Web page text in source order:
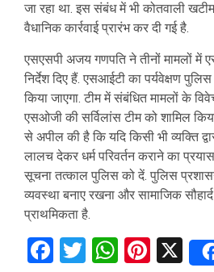
जा रहा था. इस संबंध में भी कोतवाली
वैधानिक कार्रवाई प्रारंभ कर दी गई है.
एसएसपी अजय गणपति ने तीनों मामलों में
निर्देश दिए हैं. एसआईटी का पर्यवेक्षण पुलिस
किया जाएगा. टीम में संबंधित मामलों के
एसओजी की सर्विलांस टीम को शामिल
से अपील की है कि यदि किसी भी व्यक्ति
लालच देकर धर्म परिवर्तन कराने का
सूचना तत्काल पुलिस को दें. पुलिस
व्यवस्था बनाए रखना और सामाजिक
प्राथमिकता है.
Facebook
Twitter X